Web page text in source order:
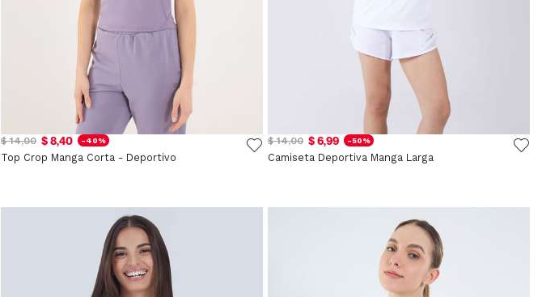
$ 14,00 $ 8,40 -40%
Top Crop Manga Corta - Deportivo
$ 14,00 $ 6,99 -50%
Camiseta Deportiva Manga Larga